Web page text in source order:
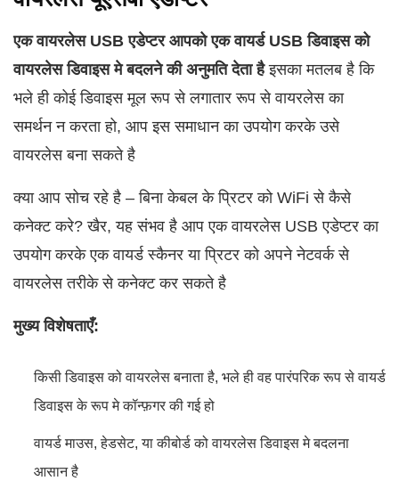
एक वायरलेस USB एडेप्टर आपको एक वायर्ड USB डिवाइस को
वायरलेस डिवाइस मे बदलने की अनुमति देता हैइसका मतलब है कि
भले ही कोई डिवाइस मूल रूप से लगातार रूप से वायरलेस का
समर्थन न करता हो, आप इस समाधान का उपयोग करके उसे
वायरलेस बना सकते है
क्या आप सोच रहे है – बिना केबल के प्रिटर को WiFi से कैसे
कनेक्ट करे? खैर, यह संभव है आप एक वायरलेस USB एडेप्टर का
उपयोग करके एक वायर्ड स्कैनर या प्रिटर को अपने नेटवर्क से
वायरलेस तरीके से कनेक्ट कर सकते है
मुख्य विशेषताएँ:
किसी डिवाइस को वायरलेस बनाता है, भले ही वह पारंपरिक रूप से वायर्ड
डिवाइस के रूप मे कॉन्फ़गर की गई हो
वायर्ड माउस, हेडसेट, या कीबोर्ड को वायरलेस डिवाइस मे बदलना
आसान है